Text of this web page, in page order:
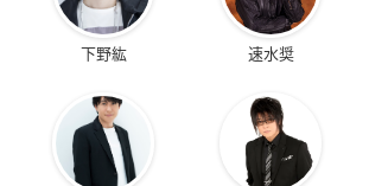
下野紘 速水奨